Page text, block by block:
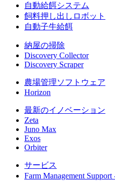
自動給餌システム
飼料押し出しロボット
自動子牛給餌
納屋の掃除
Discovery Collector
Discovery Scraper
農場管理ソフトウェア
Horizon
最新のイノベーション
Zeta
Juno Max
Exos
Orbiter
サービス
Farm Management